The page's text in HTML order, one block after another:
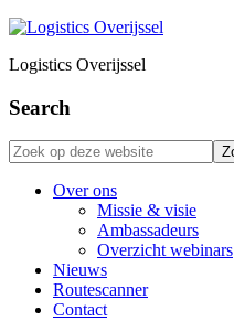
Logistics Overijssel
Search
Zoek
op
deze
Over ons
Missie & visie
Ambassadeurs
Overzicht webinars
Nieuws
Routescanner
Contact